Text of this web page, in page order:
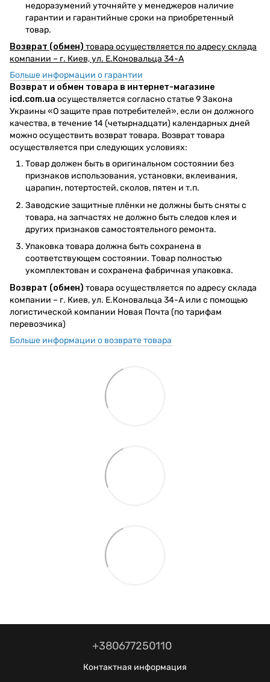
недоразумений уточняйте у менеджеров наличие
гарантии и гарантийные сроки на приобретенный
товар.
Возврат (обмен) товара осуществляется по адресу склада
компании – г. Киев, ул. Е.Коновальца 34-А
Больше информации о гарантии
Возврат и обмен товара в интернет-магазине
icd.com.ua осуществляется согласно статье 9 Закона
Украины «О защите прав потребителей», если он должного
качества, в течение 14 (четырнадцати) календарных дней
можно осуществить возврат товара. Возврат товара
осуществляется при следующих условиях:
Товар должен быть в оригинальном состоянии без
признаков использования, установки, вклеивания,
царапин, потертостей, сколов, пятен и т.п.
Заводские защитные плёнки не должны быть сняты с
товара, на запчастях не должно быть следов клея и
других признаков самостоятельного ремонта.
Упаковка товара должна быть сохранена в
соответствующем состоянии. Товар полностью
укомплектован и сохранена фабричная упаковка.
Возврат (обмен) товара осуществляется по адресу склада
компании – г. Киев, ул. Е.Коновальца 34-А или с помощью
логистической компании Новая Почта (по тарифам
перевозчика)
Больше информации о возврате товара
+380677250110
Контактная информация